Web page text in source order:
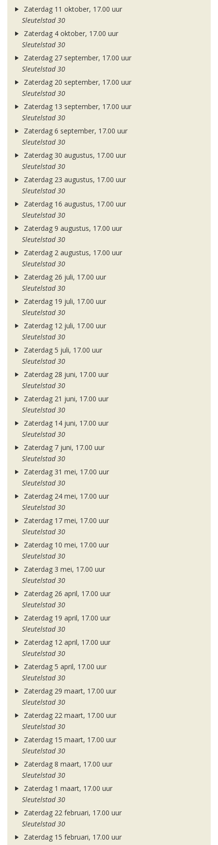
Zaterdag 11 oktober, 17.00 uur
Sleutelstad 30
Zaterdag 4 oktober, 17.00 uur
Sleutelstad 30
Zaterdag 27 september, 17.00 uur
Sleutelstad 30
Zaterdag 20 september, 17.00 uur
Sleutelstad 30
Zaterdag 13 september, 17.00 uur
Sleutelstad 30
Zaterdag 6 september, 17.00 uur
Sleutelstad 30
Zaterdag 30 augustus, 17.00 uur
Sleutelstad 30
Zaterdag 23 augustus, 17.00 uur
Sleutelstad 30
Zaterdag 16 augustus, 17.00 uur
Sleutelstad 30
Zaterdag 9 augustus, 17.00 uur
Sleutelstad 30
Zaterdag 2 augustus, 17.00 uur
Sleutelstad 30
Zaterdag 26 juli, 17.00 uur
Sleutelstad 30
Zaterdag 19 juli, 17.00 uur
Sleutelstad 30
Zaterdag 12 juli, 17.00 uur
Sleutelstad 30
Zaterdag 5 juli, 17.00 uur
Sleutelstad 30
Zaterdag 28 juni, 17.00 uur
Sleutelstad 30
Zaterdag 21 juni, 17.00 uur
Sleutelstad 30
Zaterdag 14 juni, 17.00 uur
Sleutelstad 30
Zaterdag 7 juni, 17.00 uur
Sleutelstad 30
Zaterdag 31 mei, 17.00 uur
Sleutelstad 30
Zaterdag 24 mei, 17.00 uur
Sleutelstad 30
Zaterdag 17 mei, 17.00 uur
Sleutelstad 30
Zaterdag 10 mei, 17.00 uur
Sleutelstad 30
Zaterdag 3 mei, 17.00 uur
Sleutelstad 30
Zaterdag 26 april, 17.00 uur
Sleutelstad 30
Zaterdag 19 april, 17.00 uur
Sleutelstad 30
Zaterdag 12 april, 17.00 uur
Sleutelstad 30
Zaterdag 5 april, 17.00 uur
Sleutelstad 30
Zaterdag 29 maart, 17.00 uur
Sleutelstad 30
Zaterdag 22 maart, 17.00 uur
Sleutelstad 30
Zaterdag 15 maart, 17.00 uur
Sleutelstad 30
Zaterdag 8 maart, 17.00 uur
Sleutelstad 30
Zaterdag 1 maart, 17.00 uur
Sleutelstad 30
Zaterdag 22 februari, 17.00 uur
Sleutelstad 30
Zaterdag 15 februari, 17.00 uur